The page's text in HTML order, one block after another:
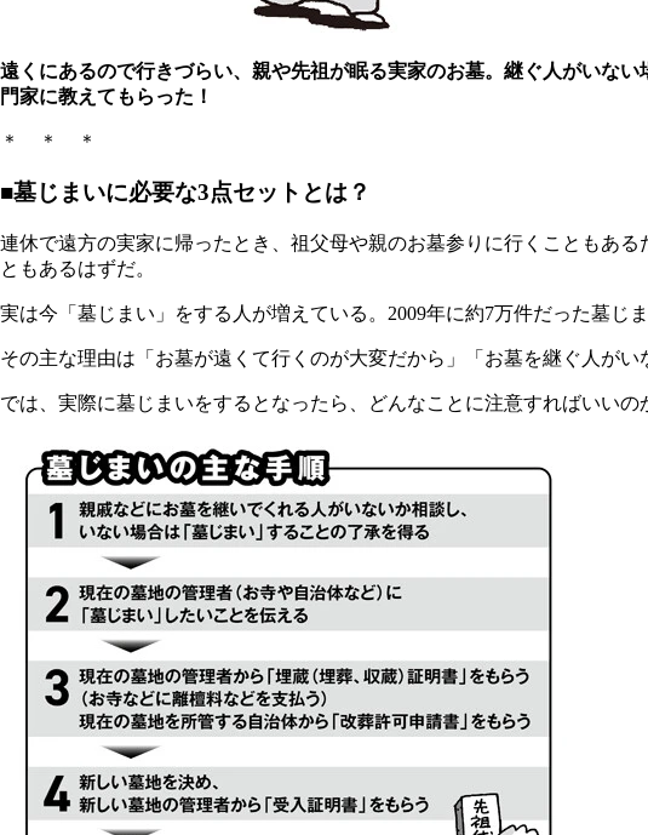
遠くにあるので行きづらい、親や先祖が眠る実家のお墓。継ぐ人がい
門家に教えてもらった！
＊ ＊ ＊
■墓じまいに必要な3点セットとは？
連休で遠方の実家に帰ったとき、祖父母や親のお墓参りに行くこともあ
ともあるはずだ。
実は今「墓じまい」をする人が増えている。2009年に約7万件だった墓じ
その主な理由は「お墓が遠くて行くのが大変だから」「お墓を継ぐ人がい
では、実際に墓じまいをするとなったら、どんなことに注意すればいい